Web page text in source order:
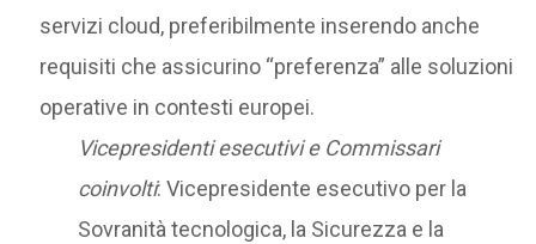
servizi cloud, preferibilmente inserendo anche
requisiti che assicurino “preferenza” alle soluzioni
operative in contesti europei.
Vicepresidenti esecutivi e Commissari
coinvolti: Vicepresidente esecutivo per la
Sovranità tecnologica, la Sicurezza e la